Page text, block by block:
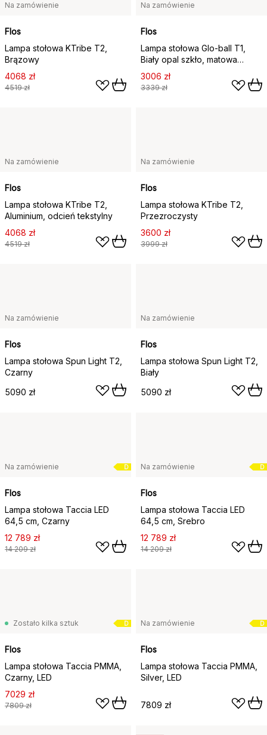
Na zamówienie
Flos
Lampa stołowa KTribe T2,
Brązowy
4068 zł
4519 zł
Na zamówienie
Flos
Lampa stołowa Glo-ball T1,
Biały opal szkło, matowa
srebrna podstawka
3006 zł
3339 zł
Na zamówienie
Flos
Lampa stołowa KTribe T2,
Aluminium, odcień tekstylny
4068 zł
4519 zł
Na zamówienie
Flos
Lampa stołowa KTribe T2,
Przezroczysty
3600 zł
3999 zł
Na zamówienie
Flos
Lampa stołowa Spun Light T2,
Czarny
5090 zł
Na zamówienie
Flos
Lampa stołowa Spun Light T2,
Biały
5090 zł
D
Na zamówienie
Flos
Lampa stołowa Taccia LED
64,5 cm, Czarny
12 789 zł
14 209 zł
D
Na zamówienie
Flos
Lampa stołowa Taccia LED
64,5 cm, Srebro
12 789 zł
14 209 zł
D
Zostało kilka sztuk
Flos
Lampa stołowa Taccia PMMA,
Czarny, LED
7029 zł
7809 zł
D
Na zamówienie
Flos
Lampa stołowa Taccia PMMA,
Silver, LED
7809 zł